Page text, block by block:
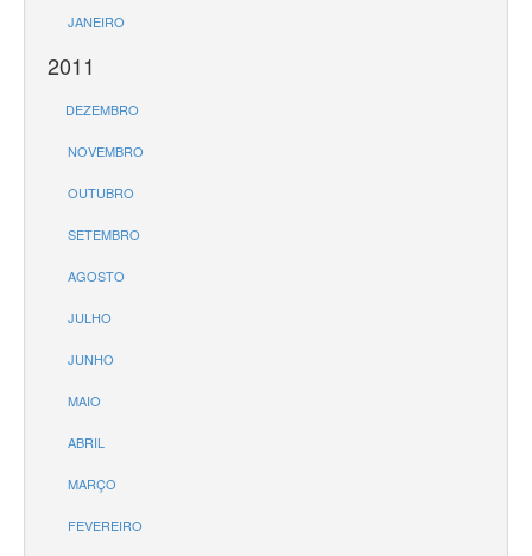
JANEIRO
2011
DEZEMBRO
NOVEMBRO
OUTUBRO
SETEMBRO
AGOSTO
JULHO
JUNHO
MAIO
ABRIL
MARÇO
FEVEREIRO